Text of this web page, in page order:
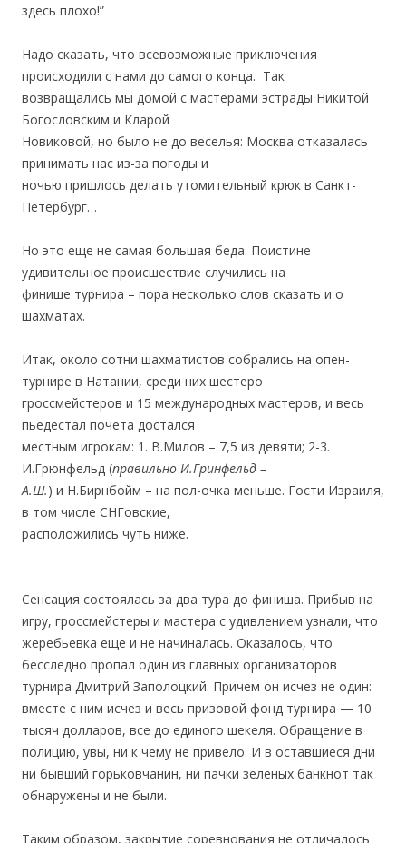
здесь плохо!”
Надо сказать, что всевозможные приключения
происходили с нами до самого конца. Так
возвращались мы домой с мастерами эстрады Никитой
Богословским и Кларой
Новиковой, но было не до веселья: Москва отказалась
принимать нас из-за погоды и
ночью пришлось делать утомительный крюк в Санкт-
Петербург…
Но это еще не самая большая беда. Поистине
удивительное происшествие случились на
финише турнира – пора несколько слов сказать и о
шахматах.
Итак, около сотни шахматистов собрались на опен-
турнире в Натании, среди них шестеро
гроссмейстеров и 15 международных мастеров, и весь
пьедестал почета достался
местным игрокам: 1. В.Милов – 7,5 из девяти; 2-3.
И.Грюнфельд (правильно И.Гринфельд –
А.Ш.) и Н.Бирнбойм – на пол-очка меньше. Гости Израиля,
в том числе СНГовские,
расположились чуть ниже.
Сенсация состоялась за два тура до финиша. Прибыв на
игру, гроссмейстеры и мастера с удивлением узнали, что
жеребьевка еще и не начиналась. Оказалось, что
бесследно пропал один из главных организаторов
турнира Дмитрий Заполоцкий. Причем он исчез не один:
вместе с ним исчез и весь призовой фонд турнира — 10
тысяч долларов, все до единого шекеля. Обращение в
полицию, увы, ни к чему не привело. И в оставшиеся дни
ни бывший горьковчанин, ни пачки зеленых банкнот так
обнаружены и не были.
Таким образом, закрытие соревнования не отличалось